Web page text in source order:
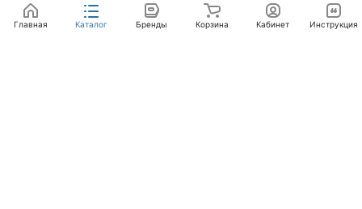
Главная Каталог Бренды Корзина Кабинет Инструкция